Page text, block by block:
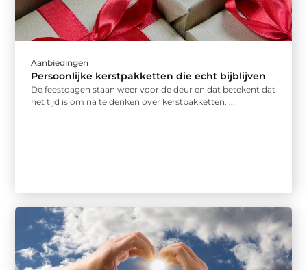
Aanbiedingen
Persoonlijke kerstpakketten die echt bijblijven
De feestdagen staan weer voor de deur en dat betekent dat
het tijd is om na te denken over kerstpakketten. ...